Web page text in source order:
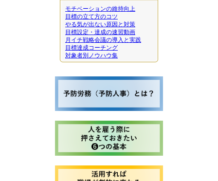
モチベーションの維持向上
目標の立て方のコツ
やる気が出ない原因と対策
目標設定・達成の速習動画
月イチ戦略会議の導入と実践
目標達成コーチング
対象者別ノウハウ集